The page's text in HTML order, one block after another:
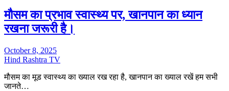
मौसम का प्रभाव स्वास्थ्य पर, खानपान का ध्यान
रखना जरूरी है।
October 8, 2025
Hind Rashtra TV
मौसम का मूड स्वास्थ्य का ख्याल रख रहा है, खानपान का ख्याल रखें हम सभी
जानते…